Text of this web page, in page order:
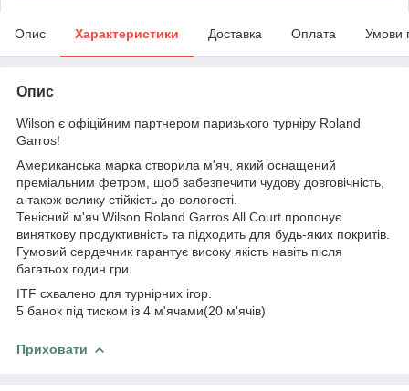
Опис Характеристики Доставка Оплата Умови
Опис
Wilson є офіційним партнером паризького турніру Roland
Garros!
Американська марка створила м'яч, який оснащений
преміальним фетром, щоб забезпечити чудову довговічність,
а також велику стійкість до вологості.
Тенісний м'яч Wilson Roland Garros All Court пропонує
виняткову продуктивність та підходить для будь-яких покритів.
Гумовий сердечник гарантує високу якість навіть після
багатьох годин гри.
ITF схвалено для турнірних ігор.
5 банок під тиском із 4 м'ячами(20 м'ячів)
Приховати